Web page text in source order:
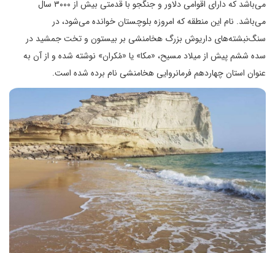
می‌باشد که دارای اقوامی دلاور و جنگجو با قدمتی بیش از ۳۰۰۰ سال
می‌باشد. نام این منطقه که امروزه بلوچستان خوانده می‌شود، در
سنگ‌نبشته‌های داریوش بزرگ هخامنشی بر بیستون و تخت جمشید در
سده ششم پیش از میلاد مسیح، «مکا» یا «مُکران» نوشته شده و از آن به
عنوان استان چهاردهم فرمانروایی هخامنشی نام برده شده است.